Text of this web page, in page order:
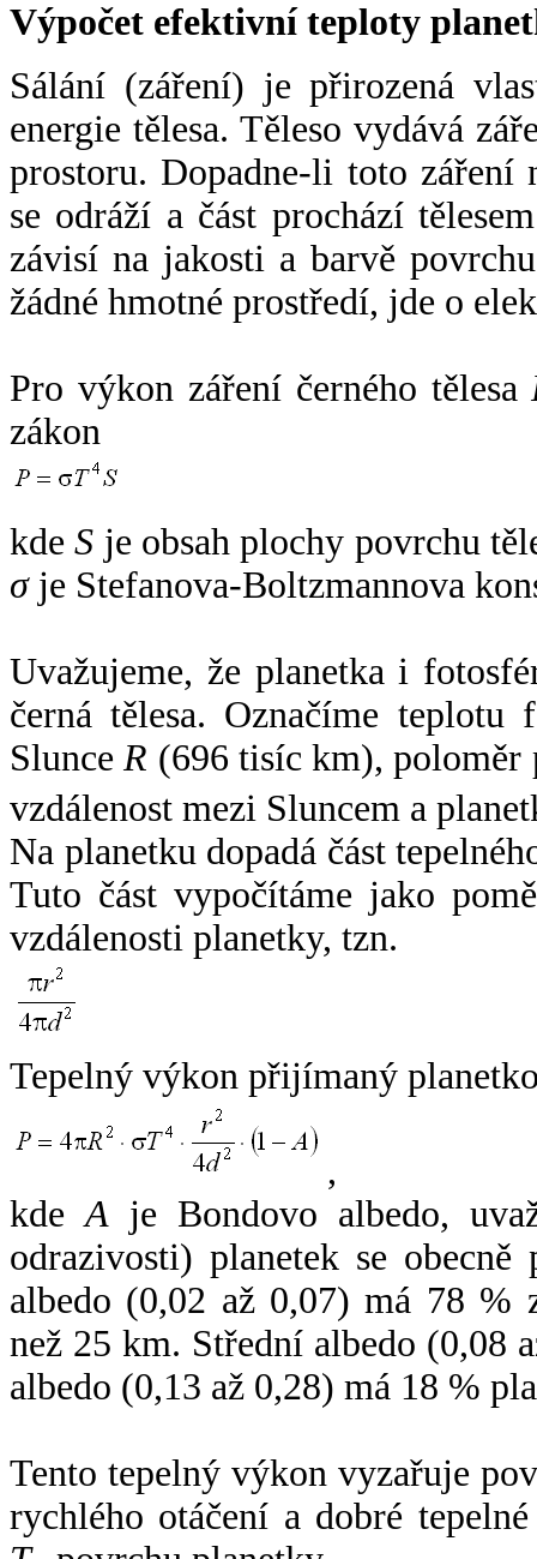
Výpočet efektivní teploty
Sálání (záření) je přirozená
energie tělesa. Těleso vydává
prostoru. Dopadne-li toto záření
se odráží a část prochází
závisí na jakosti a barvě
žádné hmotné prostředí, jde o
Pro výkon záření černého tělesa
zákon
kdeS je obsah plochy povrchu
σje Stefanova-Boltzmannova
Uvažujeme, že planetka i
černá tělesa. Označíme
SlunceR (696 tisíc km),
vzdálenost mezi Sluncem a
Na planetku dopadá část
Tuto část vypočítáme jako
vzdálenosti planetky, tzn.
Tepelný výkon přijímaný
,
kdeA je Bondovo albedo,
odrazivosti) planetek se
albedo (0,02 až 0,07) má 78 %
než 25 km. Střední albedo (0,08
albedo (0,13 až 0,28) má 18 %
Tento tepelný výkon vyzařuje
rychlého otáčení a dobré